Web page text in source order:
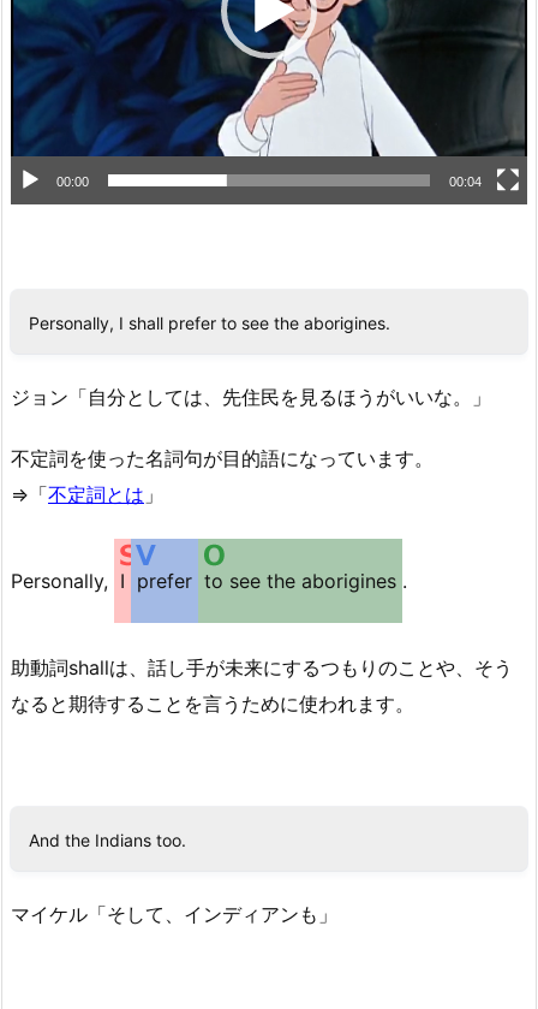
ヤ
ー
00:00 00:04
Personally, I shall prefer to see the aborigines.
ジョン「自分としては、先住民を見るほうがいいな。」
不定詞を使った名詞句が目的語になっています。
⇒「不定詞とは 」
Personally, I prefer to see the aborigines .
助動詞shallは、話し手が未来にするつもりのことや、そう
なると期待することを言うために使われます。
And the Indians too.
マイケル「そして、インディアンも」